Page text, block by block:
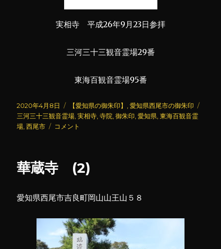
実相寺 平成26年9月23日参拝
三河三十三観音霊場29番
東海百観音霊場95番
投
稿
日:
2020年4月8日
カ
テ
ゴ
【愛知県の御朱印】 ,愛知県西尾市の御朱印
三河三十三観音霊場 ,実相寺 ,寺院 ,御朱印 ,愛知県 ,東海百観音霊
場 ,西尾市
実
コメント
華蔵寺 (2)
愛知県西尾市吉良町岡山山王山５８